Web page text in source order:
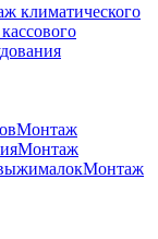
климатического
Монтаж
Монтаж
Монтаж